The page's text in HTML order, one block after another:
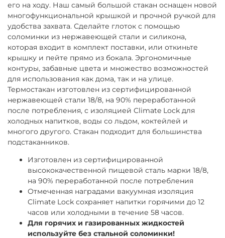
его на ходу. Наш самый большой стакан оснащен новой
многофункциональной крышкой и прочной ручкой для
удобства захвата. Сделайте глоток с помощью
соломинки из нержавеющей стали и силикона,
которая входит в комплект поставки, или откиньте
крышку и пейте прямо из бокала. Эргономичные
контуры, забавные цвета и множество возможностей
для использования как дома, так и на улице.
Термостакан изготовлен из сертифицированной
нержавеющей стали 18/8, на 90% переработанной
после потребления, с изоляцией Climate Lock для
холодных напитков, воды со льдом, коктейлей и
многого другого. Стакан подходит для большинства
подстаканников.
Изготовлен из сертифицированной
высококачественной пищевой сталь марки 18/8,
на 90% переработанной после потребления
Отмеченная наградами вакуумная изоляция
Climate Lock сохраняет напитки горячими до 12
часов или холодными в течение 58 часов.
Для горячих и газированных жидкостей
используйте без стальной соломинки!